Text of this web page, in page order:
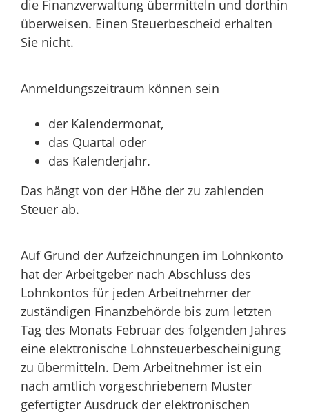
die Finanzverwaltung übermitteln und dorthin
überweisen. Einen Steuerbescheid erhalten
Sie nicht.
Anmeldungszeitraum können sein
der Kalendermonat,
das Quartal oder
das Kalenderjahr.
Das hängt von der Höhe der zu zahlenden
Steuer ab.
Auf Grund der Aufzeichnungen im Lohnkonto
hat der Arbeitgeber nach Abschluss des
Lohnkontos für jeden Arbeitnehmer der
zuständigen Finanzbehörde bis zum letzten
Tag des Monats Februar des folgenden Jahres
eine elektronische Lohnsteuerbescheinigung
zu übermitteln. Dem Arbeitnehmer ist ein
nach amtlich vorgeschriebenem Muster
gefertigter Ausdruck der elektronischen